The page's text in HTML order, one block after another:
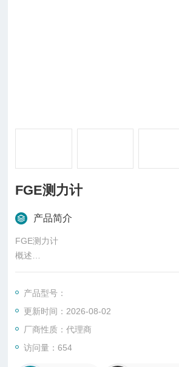
FGE测力计
产品简介
FGE测力计
概述
带有180°可逆显示和双标签键盘的数字推
工程学和紧凑的设计以的精度，可提供坚
可用于各种应用中，例如进货质量检验，成
任何便携式或受力测试要求。
产品型号：
更新时间：2026-08-02
厂商性质：代理商
访问量：654